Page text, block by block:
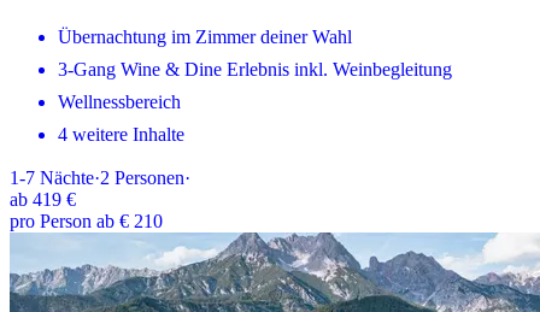
Übernachtung im Zimmer deiner Wahl
3-Gang Wine & Dine Erlebnis inkl. Weinbegleitung
Wellnessbereich
4 weitere Inhalte
1-7 Nächte·2 Personen·
ab 419 €
pro Person ab € 210